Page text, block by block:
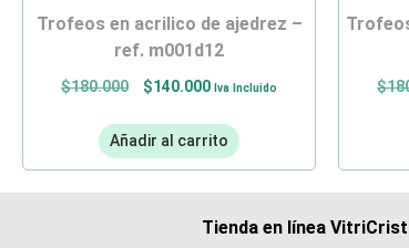
trofeos en acrilico de ajedrez –
ref. m001d12
$180.000 $140.000 Iva Incluido
Añadir al carrito
trofeos en acrilico de billar – ref.
$
Tienda en línea